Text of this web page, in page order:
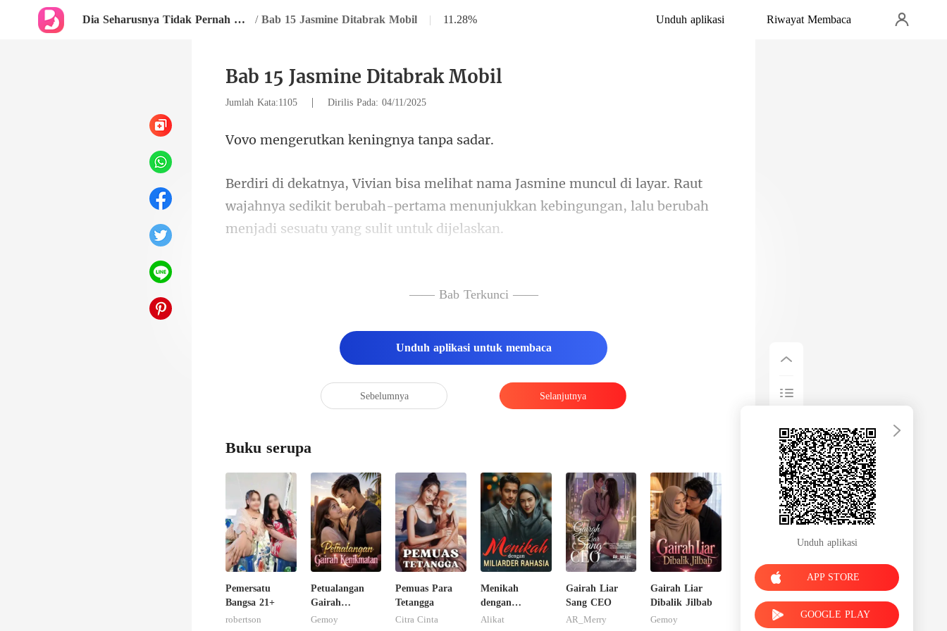
Dia Seharusnya Tidak Pernah Melepaskannya / Bab 15 Jasmine Ditabrak Mobil | 11.28% Unduh aplikasi Riwayat Membaca
Bab 15 Jasmine Ditabrak Mobil
Jumlah Kata:1105 | Dirilis Pada: 04/11/2025
kan keningnya
layar. Raut
wajahnya sedikit berubah-pertama menunjukkan kebingu
—— Bab Terkunci ——
Unduh aplikasi untuk membaca
Sebelumnya Selanjutnya
Buku serupa
Pemersatu
Bangsa 21+
robertson
Petualangan
Gairah
Kenikmatan
Gemoy
Pemuas Para
Tetangga
Citra Cinta
Menikah
dengan
Miliarder
Alikat
Gairah Liar
Sang CEO
AR_Merry
Gairah Liar
Dibalik Jilbab
Gemoy
Unduh aplikasi
APP STORE
GOOGLE PLAY